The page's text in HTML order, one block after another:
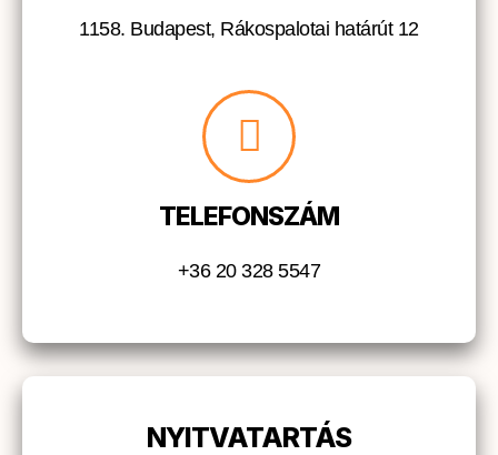
1158. Budapest, Rákospalotai határút 12
TELEFONSZÁM
+36 20 328 5547
NYITVATARTÁS